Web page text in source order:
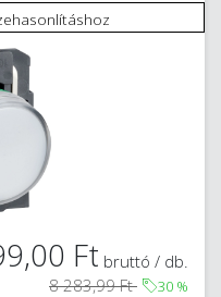
Ft bruttó / db.
8 283,99 Ft
30 %